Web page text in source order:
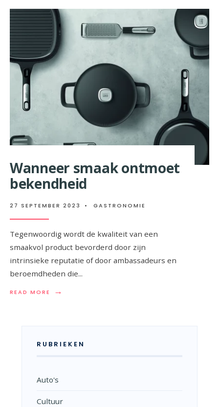
DE
MODE
OP
HET
MENU
Wanneer smaak ontmoet
bekendheid
27 SEPTEMBER 2023 • GASTRONOMIE
Tegenwoordig wordt de kwaliteit van een
smaakvol product bevorderd door zijn
intrinsieke reputatie of door ambassadeurs en
beroemdheden die...
READ MORE →
READ
ONTMOET
RUBRIEKEN
Auto's
Cultuur